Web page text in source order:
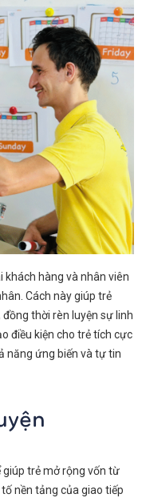
khách hàng và nhân viên
Cách này giúp trẻ
đồng thời rèn luyện sự linh
điều kiện cho trẻ tích cực
năng ứng biến và tự tin
giúp trẻ mở rộng vốn từ
nền tảng của giao tiếp